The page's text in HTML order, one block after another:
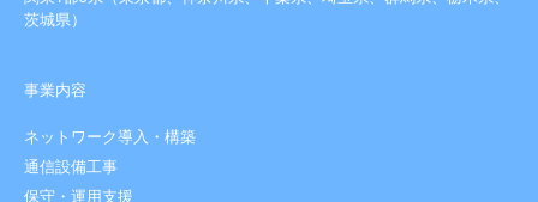
茨城県）
事業内容
ネットワーク導入・構築
通信設備工事
保守・運用支援